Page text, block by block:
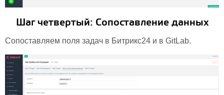
Шаг четвертый: Сопоставление данных
Сопоставляем поля задач в Битрикс24 и в GitLab.